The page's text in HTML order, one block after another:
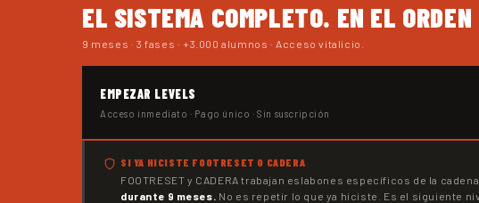
EL SISTEMA COMPLETO. EN EL ORDEN
9 meses · 3 fases · +3.000 alumnos · Acceso vitalicio.
EMPEZAR LEVELS
Acceso inmediato · Pago único · Sin suscripción
SI YA HICISTE FOOTRESET O CADERA
FOOTRESET y CADERA trabajan eslabones específicos de la
durante 9 meses. No es repetir lo que ya hiciste. Es el siguiente